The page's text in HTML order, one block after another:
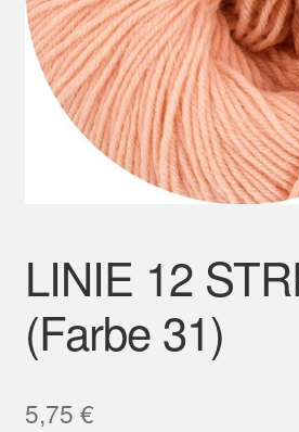
LINIE 12
(Farbe 31)
5,75 €